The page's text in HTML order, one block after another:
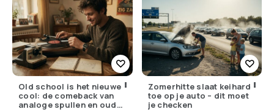
Old school is het nieuwe
cool: de comeback van
analoge spullen en oude
Zomerhitte slaat keihard
toe op je auto – dit moet
je checken